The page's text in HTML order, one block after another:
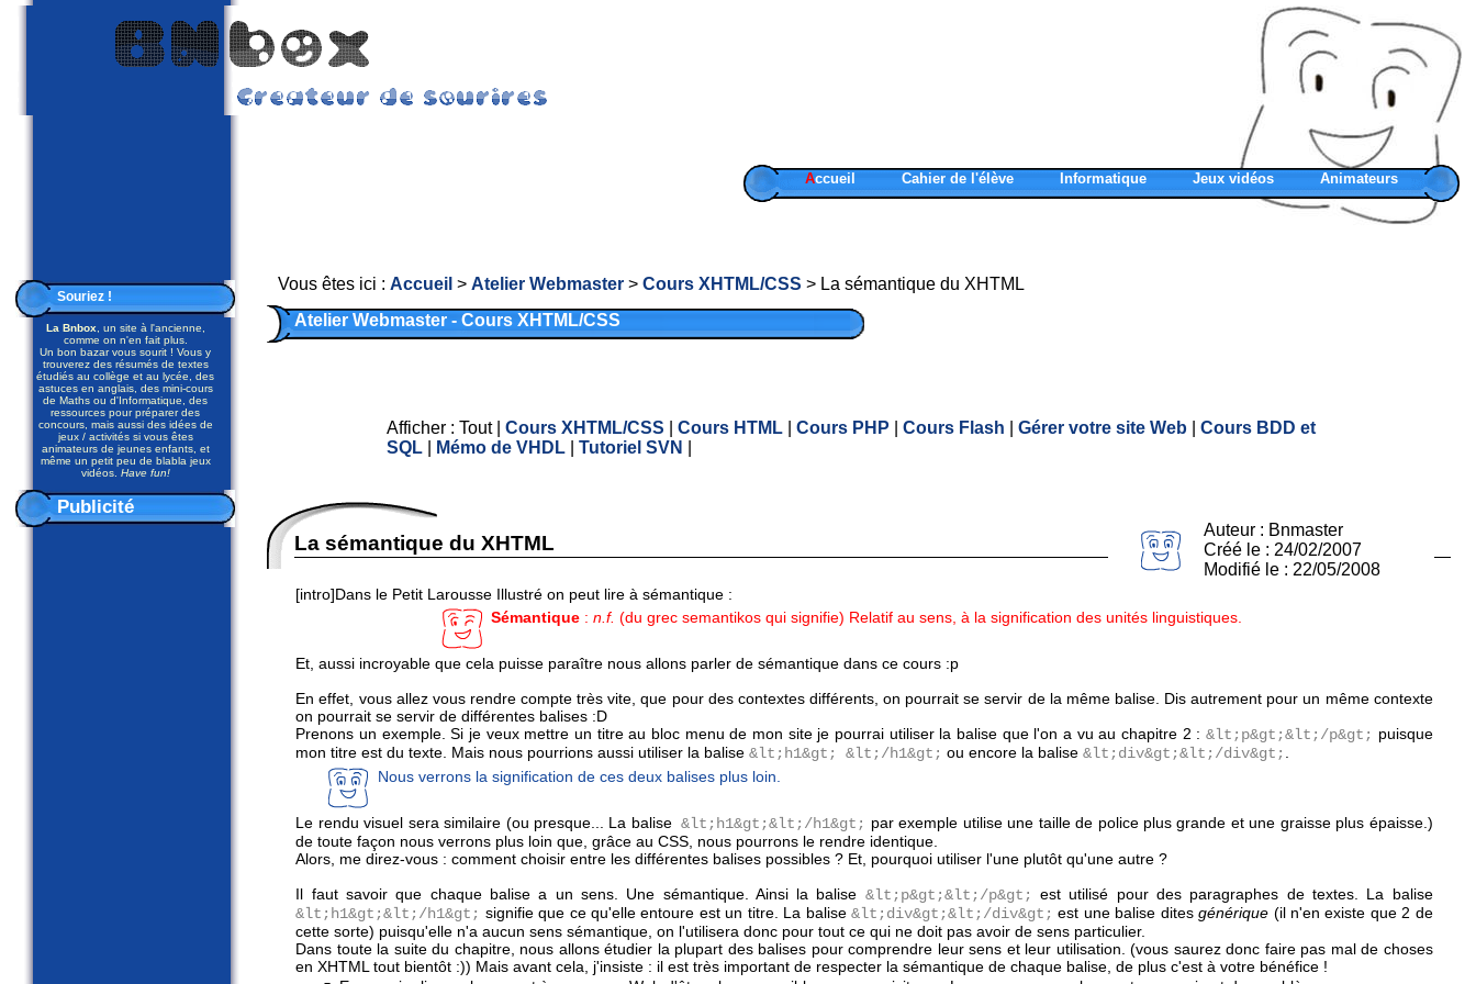
Accueil Cahier de l'élève Informatique Jeux vidéos Animateurs
Souriez !
La Bnbox , un site à l'ancienne,
comme on n'en fait plus.
Un bon bazar vous sourit ! Vous y
trouverez des résumés de textes
étudiés au collège et au lycée, des
astuces en anglais, des mini-cours
de Maths ou d'Informatique, des
ressources pour préparer des
concours, mais aussi des idées de
jeux / activités si vous êtes
animateurs de jeunes enfants, et
même un petit peu de blabla jeux
vidéos. Have fun!
Publicité
Vous êtes ici :Accueil >Atelier Webmaster >Cours XHTML/CSS > La sémantique du XHTML
Atelier Webmaster - Cours XHTML/CSS
Afficher :Tout|Cours XHTML/CSS |Cours HTML |Cours PHP |Cours Flash |Gérer votre site Web |Cours BDD et
SQL
Mémo de VHDL |Tutoriel SVN
La sémantique du XHTML
Auteur : Bnmaster
Créé le : 24/02/2007
Modifié le : 22/05/2008
[intro]Dans le Petit Larousse Illustré on peut lire à sémantique :
Sémantique :n.f. (du grec semantikos qui signifie) Relatif au sens, à la signification des unités linguistiques.
Et, aussi incroyable que cela puisse paraître nous allons parler de sémantique dans ce cours :p
En effet, vous allez vous rendre compte très vite, que pour des contextes différents, on pourrait se servir de la même balise. Dis autrement pour un même contexte
on pourrait se servir de différentes balises :D
Prenons un exemple. Si je veux mettre un titre au bloc menu de mon site je pourrai utiliser la balise que l'on a vu au chapitre 2 : &lt;p&gt;&lt;/p&gt; puisque
mon titre est du texte. Mais nous pourrions aussi utiliser la balise&lt;h1&gt; &lt;/h1&gt; ou encore la balise&lt;div&gt;&lt;/div&gt;
Nous verrons la signification de ces deux balises plus loin.
Le rendu visuel sera similaire (ou presque... La balise&lt;h1&gt;&lt;/h1&gt; par exemple utilise une taille de police plus grande et une graisse plus épaisse.)
de toute façon nous verrons plus loin que, grâce au CSS, nous pourrons le rendre identique.
Alors, me direz-vous : comment choisir entre les différentes balises possibles ? Et, pourquoi utiliser l'une plutôt qu'une autre ?
Il faut savoir que chaque balise a un sens. Une sémantique. Ainsi la balise &lt;p&gt;&lt;/p&gt;
est utilisé pour des paragraphes de textes. La balise
&lt;h1&gt;&lt;/h1&gt; signifie que ce qu'elle entoure est un titre. La balise &lt;div&gt;&lt;/div&gt; est une balise ditesgénérique (il n'en existe que 2 de
cette sorte) puisqu'elle n'a aucun sens sémantique, on l'utilisera donc pour tout ce qui ne doit pas avoir de sens particulier.
Dans toute la suite du chapitre, nous allons étudier la plupart des balises pour comprendre leur sens et leur utilisation. (vous saurez donc faire pas mal de choses
en XHTML tout bientôt :)) Mais avant cela, j'insiste : il est très important de respecter la sémantique de chaque balise, de plus c'est à votre bénéfice !